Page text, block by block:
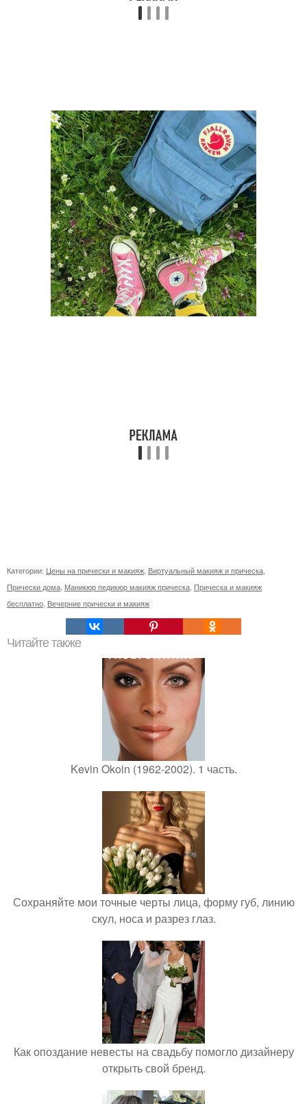
Категории: Цены на прически и макияж Виртуальный макияж и прическа
Прически дома Маникюр педикюр макияж прическа Прическа и макияж
бесплатно Вечерние прически и макияж
Читайте также
Kevin Okoin (1962-2002). 1 часть.
Сохраняйте мои точные черты лица, форму губ, линию
скул, носа и разрез глаз.
Как опоздание невесты на свадьбу помогло дизайнеру
открыть свой бренд.